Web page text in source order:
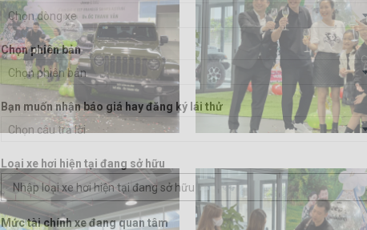
Chọn dòng xe
Chọn phiên bản
Chọn phiên bản
Bạn muốn nhận báo giá hay đăng ký lái thử
Chọn câu trả lời
Loại xe hơi hiện tại đang sở hữu
Mức tài chính xe đang quan tâm